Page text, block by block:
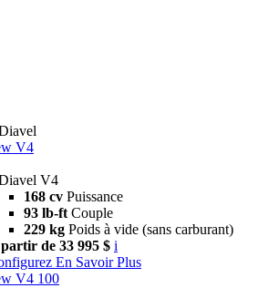
V4
V4
168 cv Puissance
93 lb-ft Couple
229 kg Poids à vide (sans carburant)
de 33 995 $ i
En Savoir Plus
V4 100